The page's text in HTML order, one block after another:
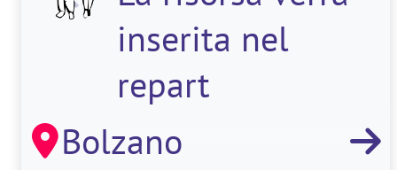
inserita nel
repart
Bolzano